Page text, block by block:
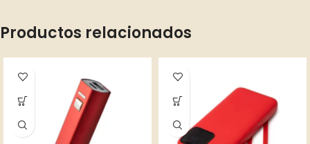
Productos relacionados